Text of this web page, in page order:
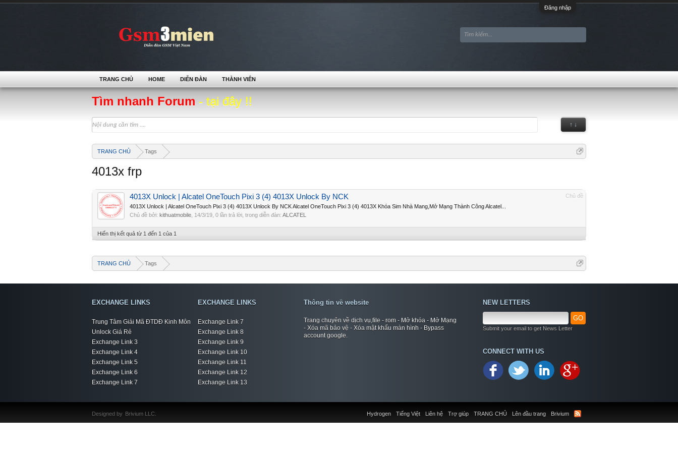
Đăng nhập
Tìm nhanh Forum - tại đây !!
↑ ↓
TRANG CHỦ Tags
4013x frp
Chủ đề
4013X Unlock | Alcatel OneTouch Pixi 3 (4) 4013X Unlock By NCK
4013X Unlock | Alcatel OneTouch Pixi 3 (4) 4013X Unlock By NCK Alcatel OneTouch Pixi 3 (4) 4013X Khóa Sim Nhà Mang,Mở Mạng Thành Công Alcatel...
Chủ đề bởi: kithuatmobile 14/3/19 , 0 lần trả lời, trong diễn đàn: ALCATEL
Hiển thị kết quả từ 1 đến 1 của 1
TRANG CHỦ Tags
TRANG CHỦ HOME DIỄN ĐÀN THÀNH VIÊN
EXCHANGE LINKS
Trung Tâm Giải Mã ĐTDĐ Kinh Môn
Unlock Giá Rẻ
Exchange Link 3
Exchange Link 4
Exchange Link 5
Exchange Link 6
Exchange Link 7
EXCHANGE LINKS
Exchange Link 7
Exchange Link 8
Exchange Link 9
Exchange Link 10
Exchange Link 11
Exchange Link 12
Exchange Link 13
Thông tin về website
Trang chuyên về dịch vụ,file - rom - Mở khóa - Mở Mạng
- Xóa mã bảo vệ - Xóa mật khẩu màn hình - Bypass
account google.
NEW LETTERS
GO
Submit your email to get News Letter
CONNECT WITH US
Liên hệ Trợ giúp TRANG CHỦ Lên đầu trang Brivium
Hydrogen Tiếng Việt
Designed by Brivium LLC.